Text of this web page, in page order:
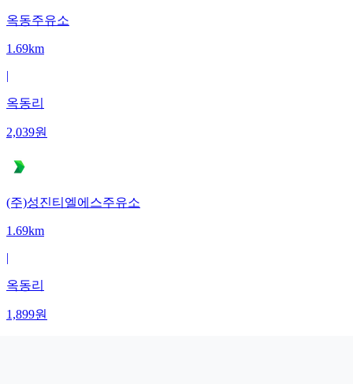
옥동주유소
1.69km
|
옥동리
2,039원
(주)성진티엘에스주유소
1.69km
|
옥동리
1,899원